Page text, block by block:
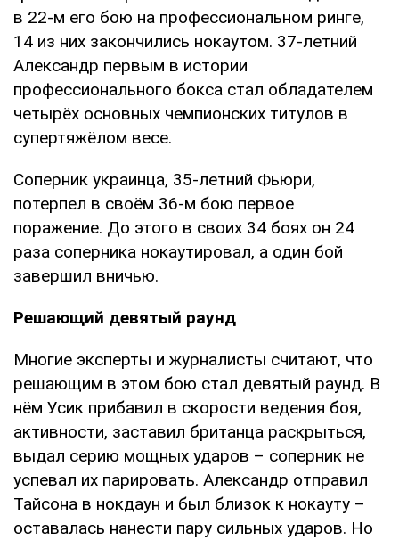
в 22-м его бою на профессиональном ринге,
14 из них закончились нокаутом. 37-летний
Александр первым в истории
профессионального бокса стал обладателем
четырёх основных чемпионских титулов в
супертяжёлом весе.
Соперник украинца, 35-летний Фьюри,
потерпел в своём 36-м бою первое
поражение. До этого в своих 34 боях он 24
раза соперника нокаутировал, а один бой
завершил вничью.
Решающий девятый раунд
Многие эксперты и журналисты считают, что
решающим в этом бою стал девятый раунд. В
нём Усик прибавил в скорости ведения боя,
активности, заставил британца раскрыться,
выдал серию мощных ударов – соперник не
успевал их парировать. Александр отправил
Тайсона в нокдаун и был близок к нокауту –
оставалась нанести пару сильных ударов. Но